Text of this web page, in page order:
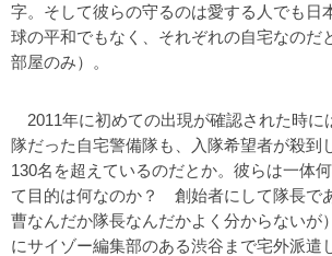
字。そして彼らの守るのは愛する人でも日
球の平和でもなく、それぞれの自宅なのだ
部屋のみ）。
2011年に初めての出現が確認された時に
隊だった自宅警備隊も、入隊希望者が殺到
130名を超えているのだとか。彼らは一体
て目的は何なのか？ 創始者にして隊長で
曹なんだか隊長なんだかよく分からないが
にサイゾー編集部のある渋谷まで宅外派遣